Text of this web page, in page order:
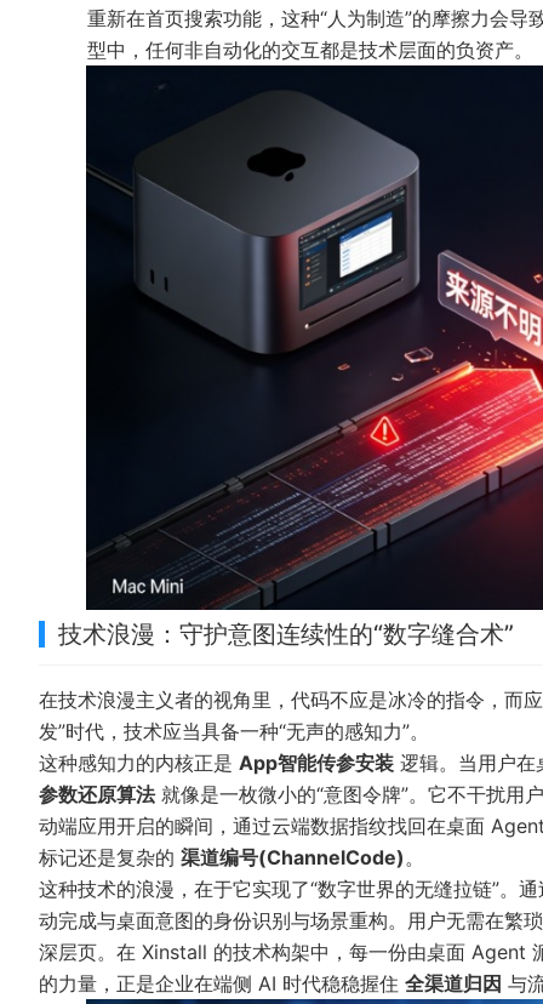
重新在首页搜索功能，这种“人为制造”的摩擦力会
型中，任何非自动化的交互都是技术层面的负资产。
技术浪漫：守护意图连续性的“数字缝合术”
在技术浪漫主义者的视角里，代码不应是冰冷的指令，而
发”时代，技术应当具备一种“无声的感知力”。
这种感知力的内核正是 App智能传参安装 逻辑。当用户
参数还原算法就像是一枚微小的“意图令牌”。它不干扰用
动端应用开启的瞬间，通过云端数据指纹找回在桌面
标记还是复杂的 渠道编号(ChannelCode)。
这种技术的浪漫，在于它实现了“数字世界的无缝拉链”。
动完成与桌面意图的身份识别与场景重构。用户无需在繁
深层页。在 Xinstall 的技术构架中，每一份由桌面 Agent
的力量，正是企业在端侧 AI 时代稳稳握住 全渠道归因 与